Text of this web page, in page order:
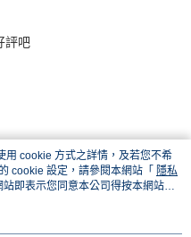
評吧
用 cookie 方式之詳情，及若您不希
cookie 設定，請參閱本網站「 隱私
即表示您同意本公司得按本網站使